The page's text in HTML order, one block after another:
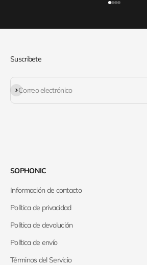
Suscribete
Correo electrónico
Suscribirse
SOPHONIC
Información de contacto
Política de privacidad
Política de devolución
Política de envío
Términos del Servicio